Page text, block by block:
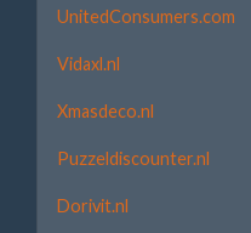
UnitedConsumers.com
Vidaxl.nl
Xmasdeco.nl
Puzzeldiscounter.nl
Dorivit.nl